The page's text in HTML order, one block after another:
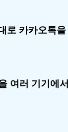
로 카카오톡
여러 기기에